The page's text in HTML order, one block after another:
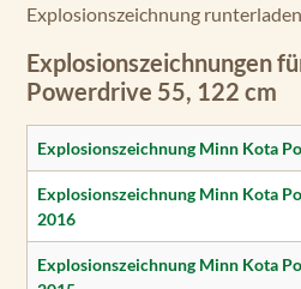
Explosionszeichnung
Explosionszeichnungen
Powerdrive 55, 122 cm
Explosionszeichnung Minn Kota
Explosionszeichnung Minn Kota
2016
Explosionszeichnung Minn Kota